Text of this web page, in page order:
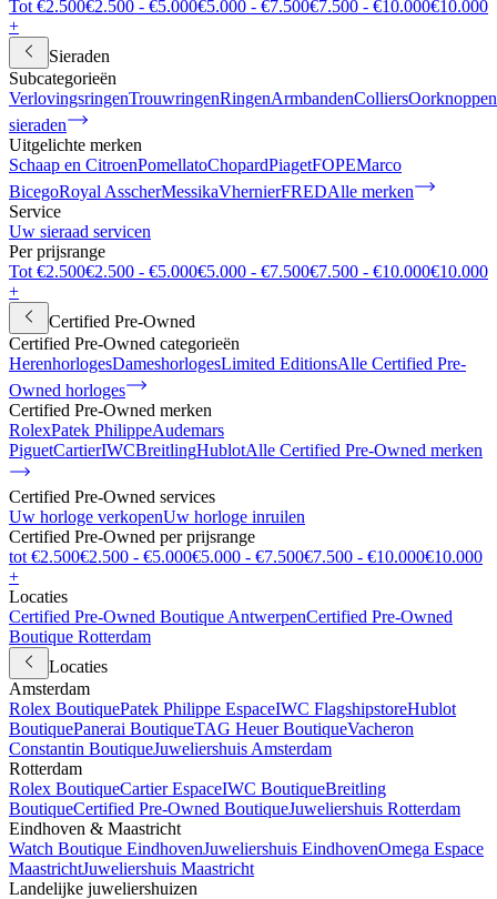
Tot €2.500€2.500 - €5.000€5.000 - €7.500€7.500 - €10.000€10.000
+
Sieraden
Subcategorieën
VerlovingsringenTrouwringenRingenArmbandenColliersOorknoppen
sieraden
Uitgelichte merken
Schaap en CitroenPomellatoChopardPiagetFOPEMarco
BicegoRoyal AsscherMessikaVhernierFREDAlle merken
Service
Uw sieraad servicen
Per prijsrange
Tot €2.500€2.500 - €5.000€5.000 - €7.500€7.500 - €10.000€10.000
+
Certified Pre-Owned
Certified Pre-Owned categorieën
HerenhorlogesDameshorlogesLimited EditionsAlle Certified Pre-
Owned horloges
Certified Pre-Owned merken
RolexPatek PhilippeAudemars
PiguetCartierIWCBreitlingHublotAlle Certified Pre-Owned merken
Certified Pre-Owned services
Uw horloge verkopenUw horloge inruilen
Certified Pre-Owned per prijsrange
tot €2.500€2.500 - €5.000€5.000 - €7.500€7.500 - €10.000€10.000
+
Locaties
Certified Pre-Owned Boutique AntwerpenCertified Pre-Owned
Boutique Rotterdam
Locaties
Amsterdam
Rolex BoutiquePatek Philippe EspaceIWC FlagshipstoreHublot
BoutiquePanerai BoutiqueTAG Heuer BoutiqueVacheron
Constantin BoutiqueJuweliershuis Amsterdam
Rotterdam
Rolex BoutiqueCartier EspaceIWC BoutiqueBreitling
BoutiqueCertified Pre-Owned BoutiqueJuweliershuis Rotterdam
Eindhoven & Maastricht
Watch Boutique EindhovenJuweliershuis EindhovenOmega Espace
MaastrichtJuweliershuis Maastricht
Landelijke juweliershuizen